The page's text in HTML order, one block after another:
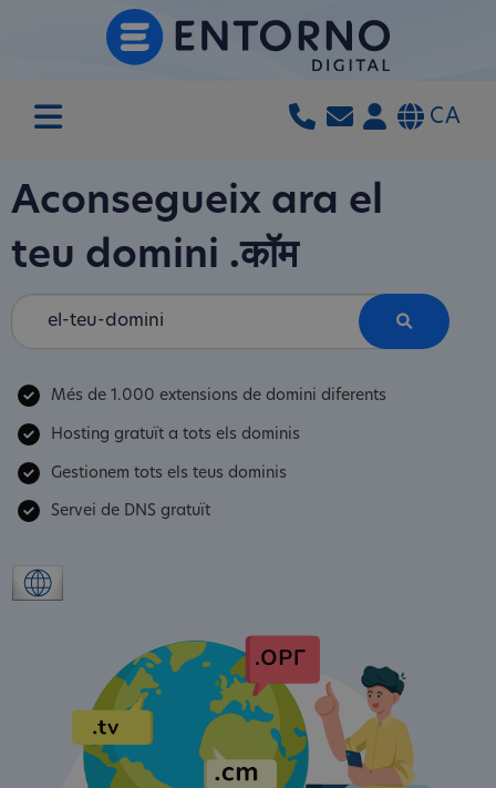
CA
Aconsegueix ara el
teu domini .कॉम
Més de 1.000 extensions de domini diferents
Hosting gratuït a tots els dominis
Gestionem tots els teus dominis
Servei de DNS gratuït